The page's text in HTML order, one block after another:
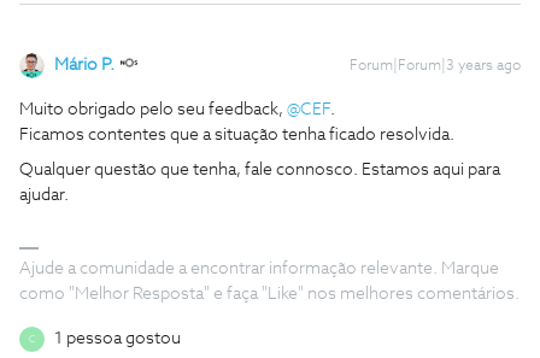
Mário P. Forum|Forum|3 years ago
Muito obrigado pelo seu feedback, @CEF.
Ficamos contentes que a situação tenha ficado resolvida.
Qualquer questão que tenha, fale connosco. Estamos aqui para
ajudar.
Ajude a comunidade a encontrar informação relevante. Marque
como "Melhor Resposta" e faça "Like" nos melhores comentários.
C 1 pessoa gostou